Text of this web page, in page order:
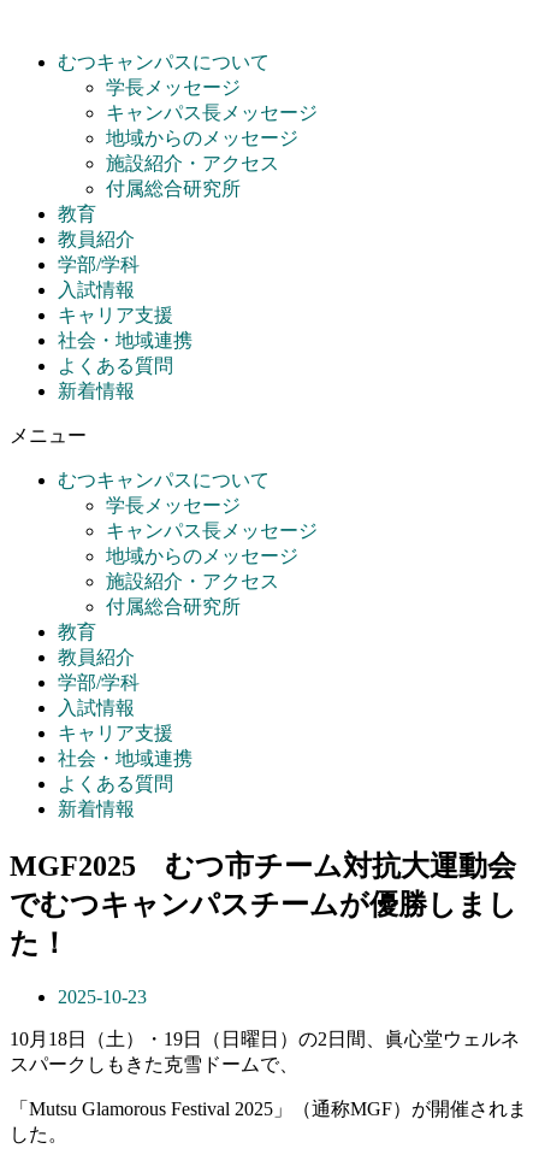
むつキャンパスについて
学長メッセージ
キャンパス長メッセージ
地域からのメッセージ
施設紹介・アクセス
付属総合研究所
教育
教員紹介
学部/学科
入試情報
キャリア支援
社会・地域連携
よくある質問
新着情報
メニュー
むつキャンパスについて
学長メッセージ
キャンパス長メッセージ
地域からのメッセージ
施設紹介・アクセス
付属総合研究所
教育
教員紹介
学部/学科
入試情報
キャリア支援
社会・地域連携
よくある質問
新着情報
MGF2025 むつ市チーム対抗大運動会
でむつキャンパスチームが優勝しまし
た！
2025-10-23
10月18日（土）・19日（日曜日）の2日間、眞心堂ウェルネ
スパークしもきた克雪ドームで、
「Mutsu Glamorous Festival 2025」（通称MGF）が開催されま
した。